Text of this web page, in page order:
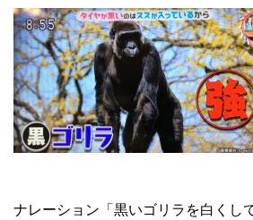
ナレーション「黒いゴリラを白くし